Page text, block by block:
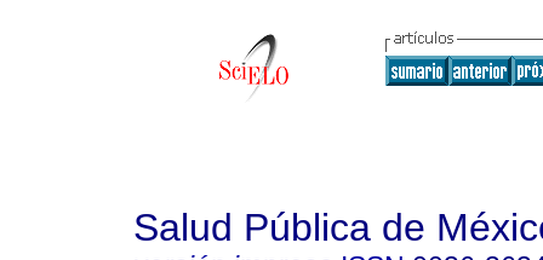
Salud Pública de